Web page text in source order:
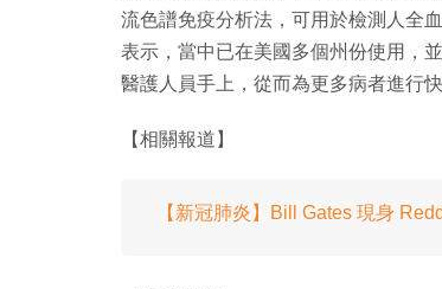
流色譜免疫分析法，可用於檢測人全
表示，當中已在美國多個州份使用，
醫護人員手上，從而為更多病者進行
【相關報道】
【新冠肺炎】Bill Gates 現身